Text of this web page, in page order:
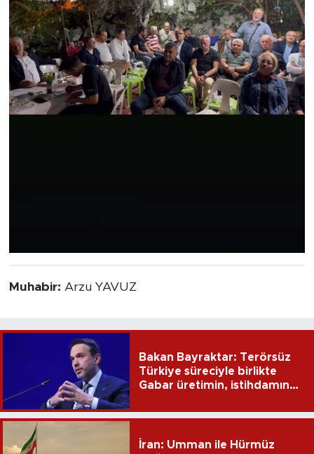
Muhabir: Arzu YAVUZ
Bakan Bayraktar: Terörsüz
Türkiye süreciyle birlikte
Gabar üretimin, istihdamın
İran: Umman ile Hürmüz